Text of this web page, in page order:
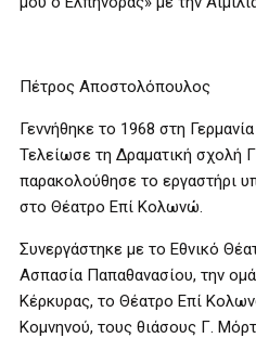
Πέτρος Αποστολόπουλος
Γεννήθηκε το 1968 στη
Τελείωσε τη Δραματική σχολή
παρακολούθησε το εργαστήρι
στο Θέατρο Επί Κολωνώ.
Συνεργάστηκε με το Εθνικό
Ασπασία Παπαθανασίου, την
Κέρκυρας, το Θέατρο Επί
Κομνηνού, τους θιάσους Γ.